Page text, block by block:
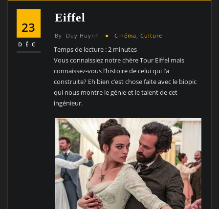
23
DÉC
Eiffel
By Duy Huynh Cinéma, Culture
Temps de lecture :2 minutes
Vous connaissiez notre chère Tour Eiffel mais
connaissez-vous l’histoire de celui qui l’a
construite? Eh bien c’est chose faite avec le biopic
qui nous montre le génie et le talent de cet
ingénieur.